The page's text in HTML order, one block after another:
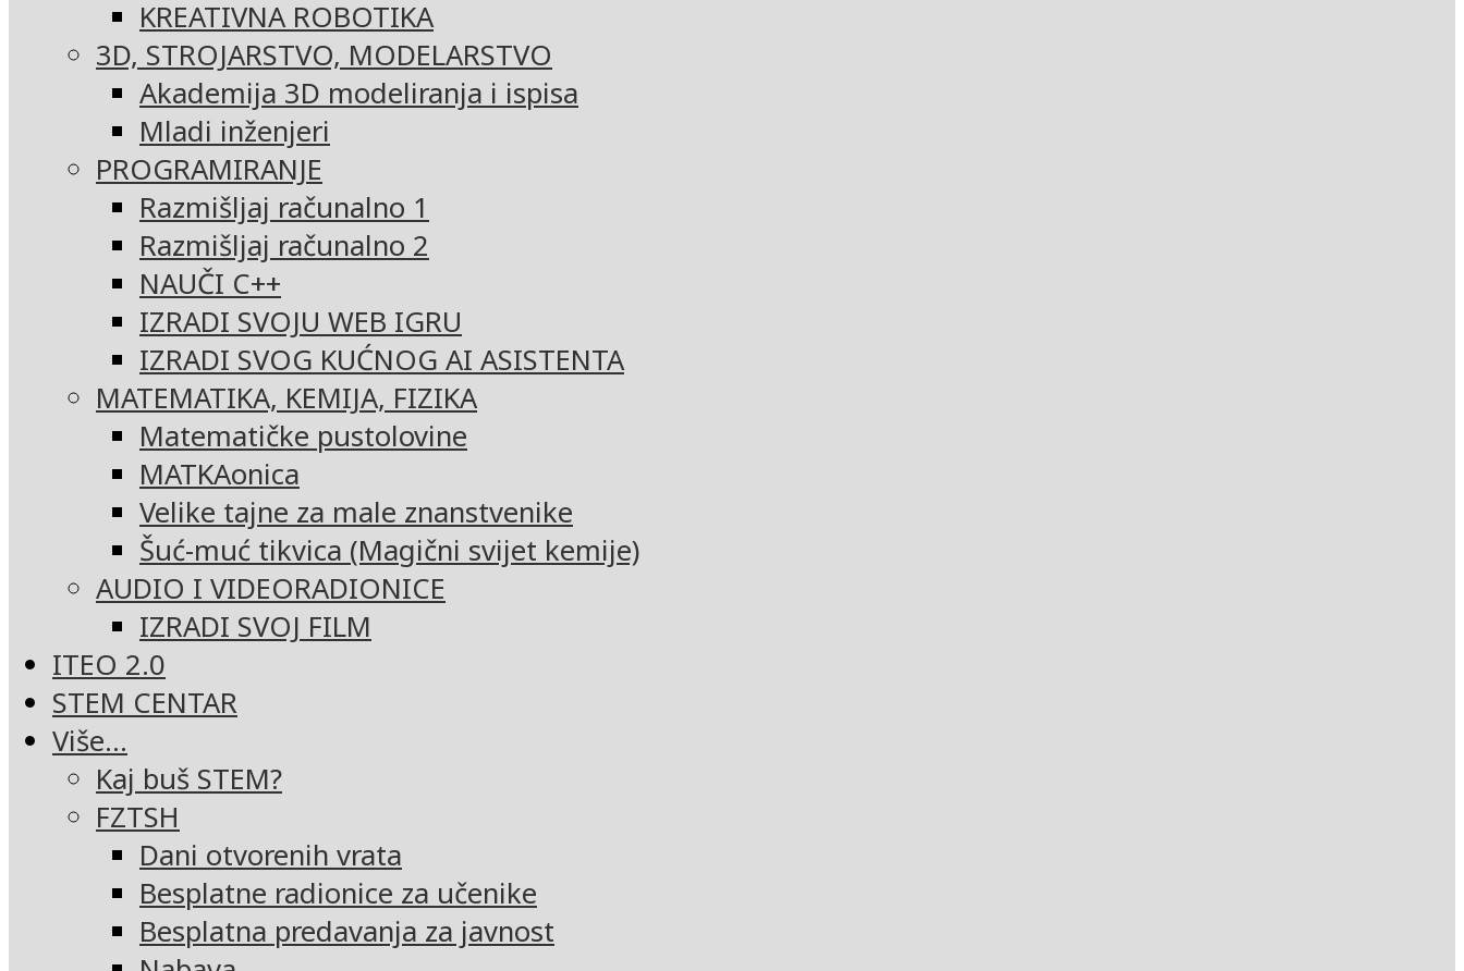
KREATIVNA ROBOTIKA
3D, STROJARSTVO, MODELARSTVO
Akademija 3D modeliranja i ispisa
Mladi inženjeri
PROGRAMIRANJE
Razmišljaj računalno 1
Razmišljaj računalno 2
NAUČI C++
IZRADI SVOJU WEB IGRU
IZRADI SVOG KUĆNOG AI ASISTENTA
MATEMATIKA, KEMIJA, FIZIKA
Matematičke pustolovine
MATKAonica
Velike tajne za male znanstvenike
Šuć-muć tikvica (Magični svijet kemije)
AUDIO I VIDEORADIONICE
IZRADI SVOJ FILM
ITEO 2.0
STEM CENTAR
Više…
Kaj buš STEM?
FZTSH
Dani otvorenih vrata
Besplatne radionice za učenike
Besplatna predavanja za javnost